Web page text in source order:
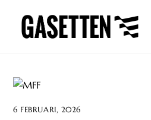
content
6 FEBRUARI, 2026